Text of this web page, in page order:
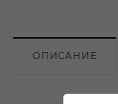
ОПИСАНИЕ